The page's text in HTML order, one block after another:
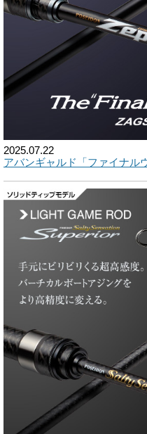
2025.07.22
アバンギャルド「ファイナル